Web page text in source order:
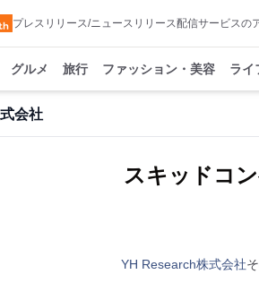
プレスリリース/ニュースリリース配信サービスの
グルメ 旅行 ファッション・美容 ライ
会社
スキッドコ
YH Research株式会社